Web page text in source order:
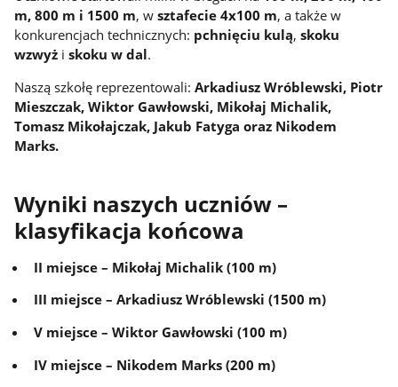
m, 800 m i 1500 m, wsztafecie 4x100 m, a także w
konkurencjach technicznych: pchnięciu kulą,skoku
wzwyż iskoku w dal.
Naszą szkołę reprezentowali:Arkadiusz Wróblewski, Piotr
Mieszczak, Wiktor Gawłowski, Mikołaj Michalik,
Tomasz Mikołajczak, Jakub Fatyga oraz Nikodem
Marks.
Wyniki naszych uczniów –
klasyfikacja końcowa
II miejsce – Mikołaj Michalik (100 m)
III miejsce – Arkadiusz Wróblewski (1500 m)
V miejsce – Wiktor Gawłowski (100 m)
IV miejsce – Nikodem Marks (200 m)